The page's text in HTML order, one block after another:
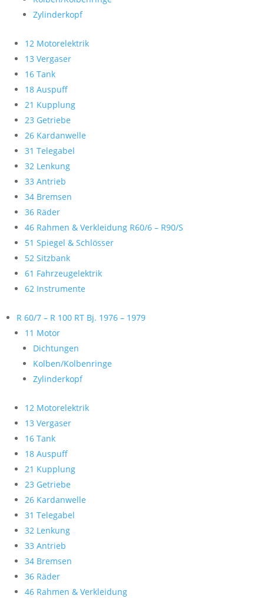
Zylinderkopf
12 Motorelektrik
13 Vergaser
16 Tank
18 Auspuff
21 Kupplung
23 Getriebe
26 Kardanwelle
31 Telegabel
32 Lenkung
33 Antrieb
34 Bremsen
36 Räder
46 Rahmen & Verkleidung R60/6 – R90/S
51 Spiegel & Schlösser
52 Sitzbank
61 Fahrzeugelektrik
62 Instrumente
R 60/7 – R 100 RT Bj. 1976 – 1979
11 Motor
Dichtungen
Kolben/Kolbenringe
Zylinderkopf
12 Motorelektrik
13 Vergaser
16 Tank
18 Auspuff
21 Kupplung
23 Getriebe
26 Kardanwelle
31 Telegabel
32 Lenkung
33 Antrieb
34 Bremsen
36 Räder
46 Rahmen & Verkleidung